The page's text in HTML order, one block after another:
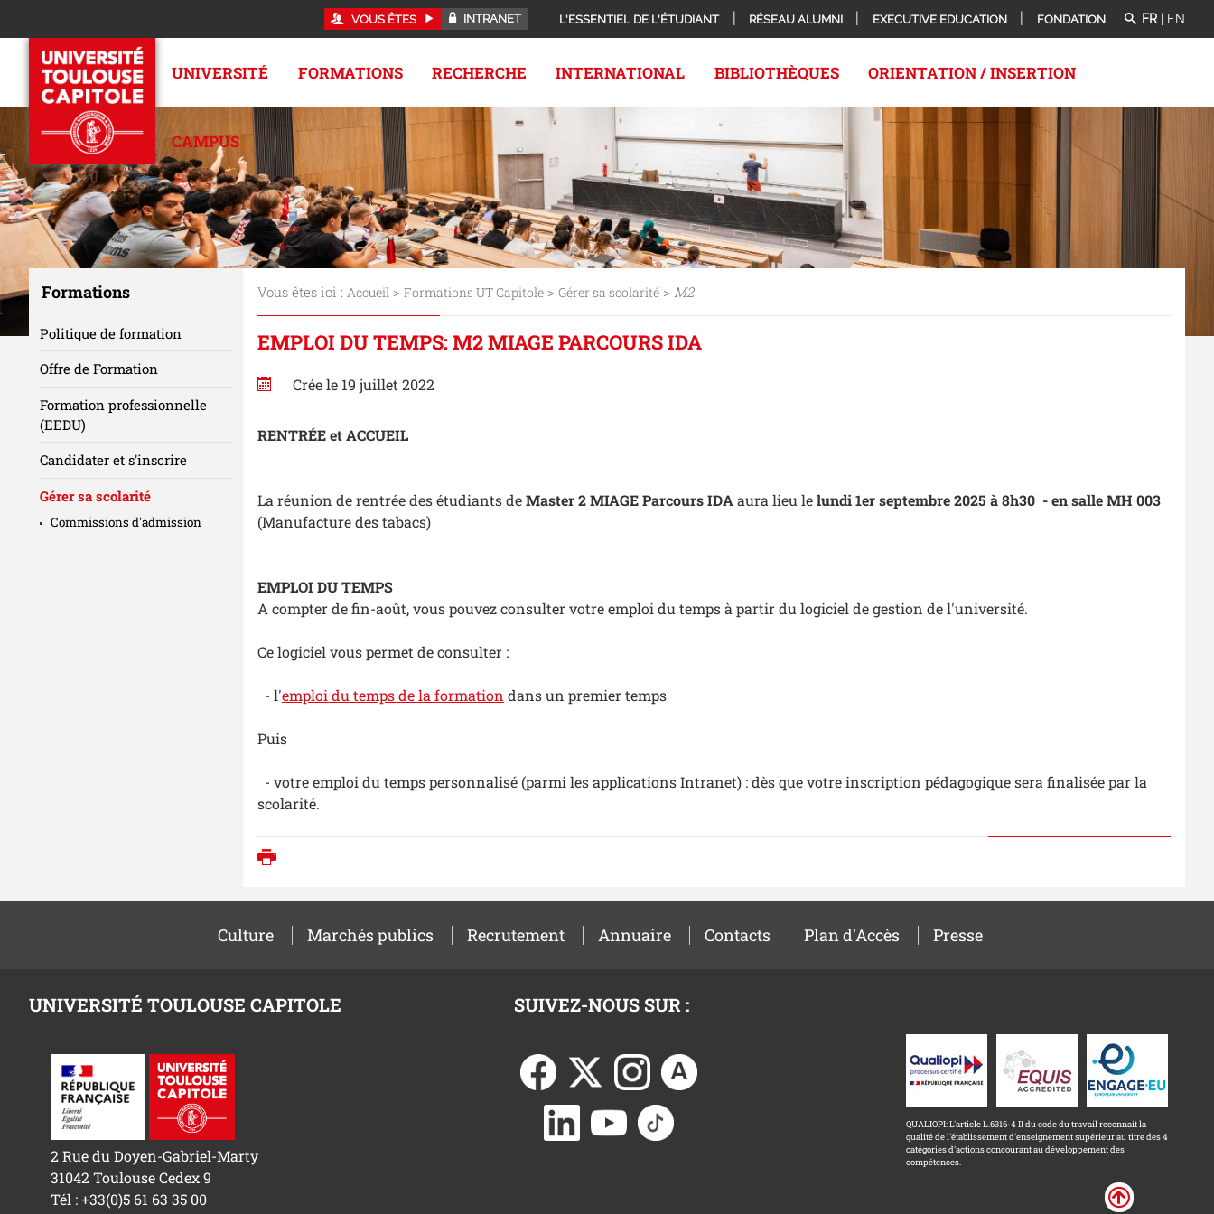
VOUS ÊTES INTRANET L'ESSENTIEL DE L'ÉTUDIANT RÉSEAU ALUMNI EXECUTIVE EDUCATION FONDATION FR EN
UNIVERSITÉ FORMATIONS RECHERCHE INTERNATIONAL BIBLIOTHÈQUES ORIENTATION / INSERTION
CAMPUS
Vous êtes ici : Accueil> Formations UT Capitole> Gérer sa scolarité> M2
EMPLOI DU TEMPS: M2 MIAGE PARCOURS IDA
Crée le 19 juillet 2022
RENTRÉE et ACCUEIL
La réunion de rentrée des étudiants deMaster 2 MIAGE Parcours IDAaura lieu lelundi 1er septembre 2025 à 8h30 -en salle MH 003
(Manufacture des tabacs)
EMPLOI DU TEMPS
A compter de fin-août, vous pouvez consulter votre emploi du temps à partir du logiciel de gestion de l'université.
Ce logiciel vous permet de consulter :
- l'emploi du temps de la formation dans un premier temps
Puis
- votre emploi du temps personnalisé (parmi les applications Intranet) : dès que votre inscription pédagogique sera finalisée par la
scolarité.
Formations
Politique de formation
Offre de Formation
Formation professionnelle
(EEDU)
Candidater et s'inscrire
Gérer sa scolarité
Commissions d'admission
Culture Marchés publics Recrutement Annuaire Contacts Plan d'Accès Presse
UNIVERSITÉ TOULOUSE CAPITOLE
2 Rue du Doyen-Gabriel-Marty
31042 Toulouse Cedex 9
Tél : +33(0)5 61 63 35 00
SUIVEZ-NOUS SUR :
QUALIOPI: L'article L.6316-4 II du code du travail reconnait la
qualité de l'établissement d'enseignement supérieur au titre des 4
catégories d'actions concourant au développement des
compétences.